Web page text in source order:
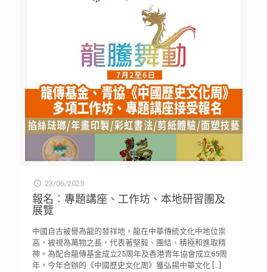
23/06/2025
報名︰專題講座、工作坊、本地研習團及
展覽
中國自古被譽為龍的發祥地，龍在中華傳統文化中地位崇
高，被視為萬物之長，代表著堅毅、團結、積極和進取精
神。為配合龍傳基金成立25周年及香港青年協會成立65周
年，今年合辦的《中國歷史文化周》獲弘揚中華文化[…]